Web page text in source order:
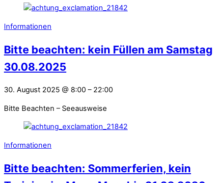
Informationen
Bitte beachten: kein Füllen am Samstag
30.08.2025
30. August 2025 @ 8:00 – 22:00
Bitte Beachten – Seeausweise
Informationen
Bitte beachten: Sommerferien, kein